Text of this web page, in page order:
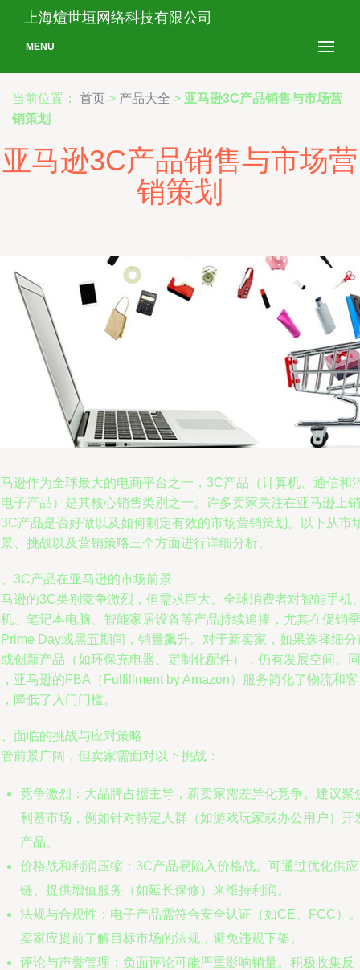
上海煊世垣网络科技有限公司
MENU
当前位置： 首页 > 产品大全 > 亚马逊3C产品销售与市场营
销策划
亚马逊3C产品销售与市场营
销策划
逊作为全球最大的电商平台之一，3C产品（计算机、通信和
子产品）是其核心销售类别之一。许多卖家关注在亚马逊上销
产品是否好做以及如何制定有效的市场营销策划。以下从市
、挑战以及营销策略三个方面进行详细分析。
3C产品在亚马逊的市场前景
逊的3C类别竞争激烈，但需求巨大。全球消费者对智能手机
、笔记本电脑、智能家居设备等产品持续追捧，尤其在促销季
Day或黑五期间，销量飙升。对于新卖家，如果选择细分
创新产品（如环保充电器、定制化配件），仍有发展空间。同
亚马逊的FBA（Fulfillment by Amazon）服务简化了物流和客
降低了入门门槛。
面临的挑战与应对策略
前景广阔，但卖家需面对以下挑战：
竞争激烈：大品牌占据主导，新卖家需差异化竞争。建议聚
利基市场，例如针对特定人群（如游戏玩家或办公用户）开
产品。
价格战和利润压缩：3C产品易陷入价格战。可通过优化供应
链、提供增值服务（如延长保修）来维持利润。
法规与合规性：电子产品需符合安全认证（如CE、FCC）
卖家应提前了解目标市场的法规，避免违规下架。
评论与声誉管理：负面评论可能严重影响销量。积极收集反